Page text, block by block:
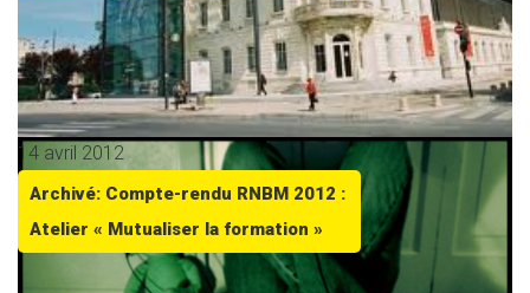
14 avril 2012
Archivé: Compte-rendu RNBM 2012 :
Atelier « Mutualiser la formation »